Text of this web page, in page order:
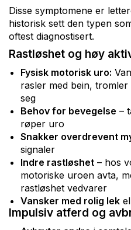
Disse symptomene er
historisk sett den typen
oftest diagnostisert.
Rastløshet og høy
Fysisk motorisk uro:
rasler med bein,
seg
Behov for bevegelse –
røper uro
Snakker overdrevent
signaler
Indre rastløshet – hos
motoriske uroen avta,
rastløshet vedvarer
Vansker med rolig lek
Impulsiv atferd og